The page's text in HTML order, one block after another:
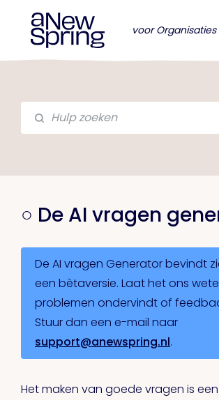
voor Organisaties
○ De AI vragen
De AI vragen Generator bevindt
een bètaversie. Laat het ons
problemen ondervindt of
Stuur dan een e-mail naar
support@anewspring.nl.
Het maken van goede vragen is